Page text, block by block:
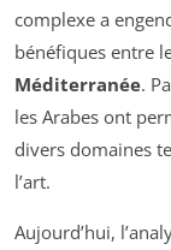
complexe a
bénéfiques entre
Méditerranée.
les Arabes ont
divers domaines
l’art.
Aujourd’hui,